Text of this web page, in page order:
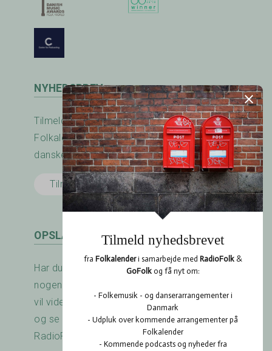
NYHEDSBREV
Tilmeld nyhedsbrevet fra RadioFolk.dk og
Folkalender.dk og modtag nyheder fra den
danske folkemusik - og dansescene.
Tilmeld her
OPSLAGSTAVLEN
Har du arrangeret en koncert? Savner du
nogen at spille med? Er der noget du gerne
vil vide? Brug RadioFolk.dk's Opslagstavle,
og se også hvad andre har gang i på
RadioFolk.dk's Opslagstavle.